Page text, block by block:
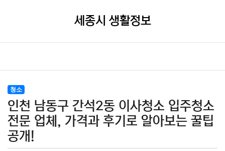
세종시 생활정보
청소
인천 남동구 간석2동 이사청소 입주청소
전문 업체, 가격과 후기로 알아보는 꿀팁
공개!